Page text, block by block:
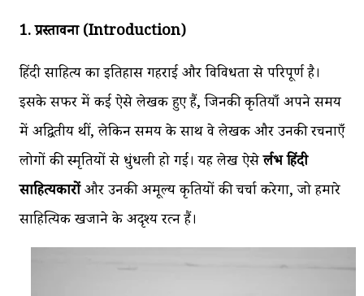
1. प्रस्तावना (Introduction)
हिंदी साहित्य का इतिहास गहराई और विविधता से परिपूर्ण है।
इसके सफर में कई ऐसे लेखक हुए हैं, जिनकी कृतियाँ अपने समय
में अद्वितीय थीं, लेकिन समय के साथ वे लेखक और उनकी रचनाएँ
लोगों की स्मृतियों से धुंधली हो गईं। यह लेख ऐसेदुर्लभ हिंदी
साहित्यकारोंऔर उनकी अमूल्य कृतियों की चर्चा करेगा, जो हमारे
साहित्यिक खजाने के अदृश्य रत्न हैं।